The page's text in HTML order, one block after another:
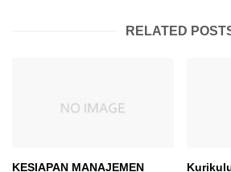
RELATED
KESIAPAN MANAJEMEN